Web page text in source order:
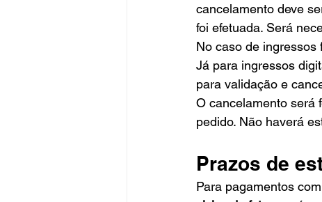
cancelamento deve
foi efetuada. Será
No caso de ingressos
Já para ingressos
para validação e
O cancelamento será
pedido. Não haverá
Prazos de
Para pagamentos